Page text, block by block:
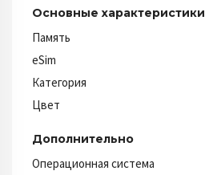
Основные характеристики
Память
eSim
Категория
Цвет
Дополнительно
Операционная система